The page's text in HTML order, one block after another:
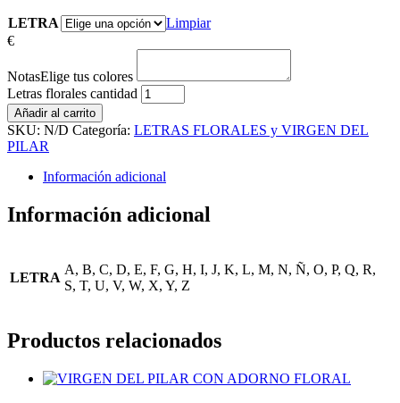
LETRA
Limpiar
€
NotasElige tus colores
Letras florales cantidad
Añadir al carrito
SKU: N/D Categoría: LETRAS FLORALES y VIRGEN DEL
PILAR
Información adicional
Información adicional
LETRA
A, B, C, D, E, F, G, H, I, J, K, L, M, N, Ñ, O, P, Q, R,
S, T, U, V, W, X, Y, Z
Productos relacionados